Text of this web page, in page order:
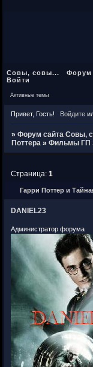
Совы, совы... Форум
Войти
Активные темы
Привет, Гость! Войдите
»Форум сайта Совы,
Поттера »Фильмы ГП
Гарри Поттер и
Страница:1
DANIEL23
Администратор форума